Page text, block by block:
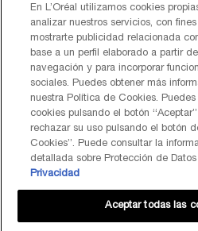
Opción de compra
€ - ES (ES)
© Lancôme
Black Friday
En L’Oréal utilizamos cookies
analizar nuestros servicios, con
mostrarte publicidad relacionada
base a un perfil elaborado a partir
navegación y para incorporar
sociales. Puedes obtener más
nuestra Política de Cookies.
cookies pulsando el botón
rechazar su uso pulsando el botón
Cookies”. Puede consultar la
detallada sobre Protección de
Privacidad
Aceptar todas las